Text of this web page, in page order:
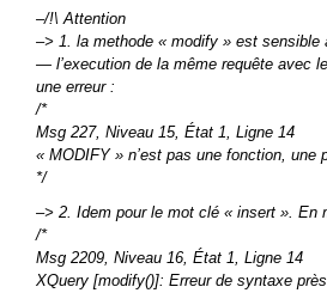
–/!\ Attention
–> 1. la methode « modify » est
— l’execution de la même requête avec
une erreur :
/*
Msg 227, Niveau 15, État 1, Ligne 14
« MODIFY » n’est pas une fonction, une
*/
–> 2. Idem pour le mot clé « insert ». En
/*
Msg 2209, Niveau 16, État 1, Ligne 14
XQuery [modify()]: Erreur de syntaxe près